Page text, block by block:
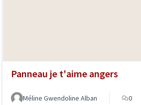
Panneau je t'aime angers
Méline Gwendoline Alban 0